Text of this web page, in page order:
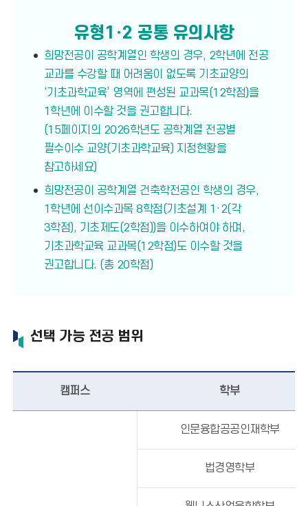
유형1･2 공통 유의사항
희망전공이 공학계열인 학생의 경우, 2학년에 전공
교과를 수강할 때 어려움이 없도록 기초교양의
‘기초과학교육’ 영역에 편성된 교과목(12학점)을
1학년에 이수할 것을 권고합니다.
(15페이지의 2026학년도 공학계열 전공별
필수이수 교양(기초과학교육) 지정현황을
참고하세요)
희망전공이 공학계열 건축학전공인 학생의 경우,
1학년에 선이수과목 8학점(기초설계 1·2(각
3학점), 기초제도(2학점))을 이수하여야 하며,
기초과학교육 교과목(12학점)도 이수할 것을
권고합니다. (총 20학점)
선택 가능 전공 범위
캠퍼스 학부
인문융합공공인재학부
법경영학부